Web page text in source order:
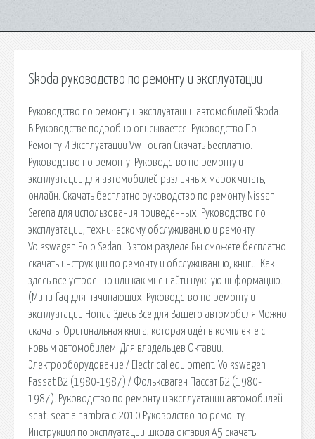
Skoda руководство по ремонту и эксплуатации
Руководство по ремонту и эксплуатации автомобилей Skoda.
В Руководстве подробно описывается. Руководство По
Ремонту И Эксплуатации Vw Touran Скачать Бесплатно.
Руководство по ремонту. Руководство по ремонту и
эксплуатации для автомобилей различных марок читать,
онлайн. Скачать бесплатно руководство по ремонту Nissan
Serena для использования приведенных. Руководство по
эксплуатации, техническому обслуживанию и ремонту
Volkswagen Polo Sedan. В этом разделе Вы сможете бесплатно
скачать инструкции по ремонту и обслуживанию, книги. Как
здесь все устроенно или как мне найти нужную информацию.
(Мини faq для начинающих. Руководство по ремонту и
эксплуатации Honda Здесь Все для Вашего автомобиля Можно
скачать. Оригинальная книга, которая идёт в комплекте с
новым автомобилем. Для владельцев Октавии.
Электрооборудование / Electrical equipment. Volkswagen
Passat B2 (1980-1987) / Фольксваген Пассат Б2 (1980-
1987). Руководство по ремонту и эксплуатации автомобилей
seat. seat alhambra с 2010 Руководство по ремонту.
Инструкция по эксплуатации шкода октавия А5 скачать.